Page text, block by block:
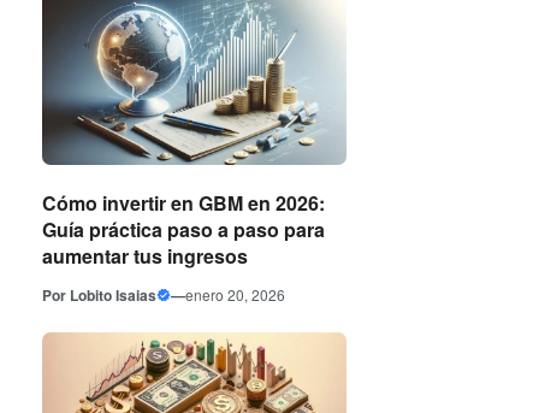
Cómo invertir en GBM en 2026:
Guía práctica paso a paso para
aumentar tus ingresos
Por Lobito Isaias —enero 20, 2026